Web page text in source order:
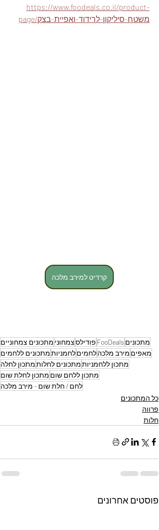
https://www.foodeals.co.il/product-
page/משטח-סיליקון-לרידוד-ואפיית-בצק
קרדיט למירב מלכה
מתכונים FooDeals פודילסצמחוני מתכונים צמחוניים
מאפים מירב מלכהלחמיםלחמניותמתכונים ללחמים
מתכון ללחמניותמתכונים לחלותמתכון לחלה
מתכון ללחם שום מתכון לחלת שום
לחם / חלת שום - מירב מלכה
כל המתכונים
פרווה
חלות
פוסטים אחרונים